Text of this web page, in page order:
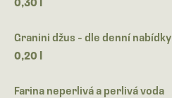
Granini džus - dle denní nabídky
0,20 l
Farina neperlivá a perlivá voda